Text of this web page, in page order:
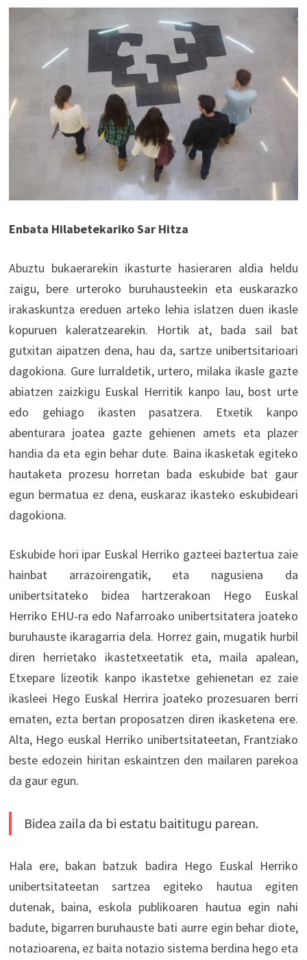
Enbata Hilabetekariko Sar Hitza
Abuztu bukaerarekin ikasturte hasieraren aldia heldu
zaigu, bere urteroko buruhausteekin eta euskarazko
irakaskuntza ereduen arteko lehia islatzen duen ikasle
kopuruen kaleratzearekin. Hortik at, bada sail bat
gutxitan aipatzen dena, hau da, sartze unibertsitarioari
dagokiona. Gure lurraldetik, urtero, milaka ikasle gazte
abiatzen zaizkigu Euskal Herritik kanpo lau, bost urte
edo gehiago ikasten pasatzera. Etxetik kanpo
abenturara joatea gazte gehienen amets eta plazer
handia da eta egin behar dute. Baina ikasketak egiteko
hautaketa prozesu horretan bada eskubide bat gaur
egun bermatua ez dena, euskaraz ikasteko eskubideari
dagokiona.
Eskubide hori ipar Euskal Herriko gazteei baztertua zaie
hainbat arrazoirengatik, eta nagusiena da
unibertsitateko bidea hartzerakoan Hego Euskal
Herriko EHU-ra edo Nafarroako unibertsitatera joateko
buruhauste ikaragarria dela. Horrez gain, mugatik hurbil
diren herrietako ikastetxeetatik eta, maila apalean,
Etxepare lizeotik kanpo ikastetxe gehienetan ez zaie
ikasleei Hego Euskal Herrira joateko prozesuaren berri
ematen, ezta bertan proposatzen diren ikasketena ere.
Alta, Hego euskal Herriko unibertsitateetan, Frantziako
beste edozein hiritan eskaintzen den mailaren parekoa
da gaur egun.
Bidea zaila da bi estatu baititugu parean.
Hala ere, bakan batzuk badira Hego Euskal Herriko
unibertsitateetan sartzea egiteko hautua egiten
dutenak, baina, eskola publikoaren hautua egin nahi
badute, bigarren buruhauste bati aurre egin behar diote,
notazioarena, ez baita notazio sistema berdina hego eta